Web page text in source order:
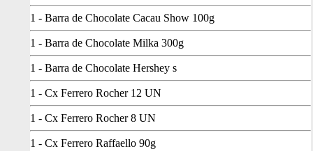
1 - Barra de Chocolate Cacau Show 100g
1 - Barra de Chocolate Milka 300g
1 - Barra de Chocolate Hershey s
1 - Cx Ferrero Rocher 12 UN
1 - Cx Ferrero Rocher 8 UN
1 - Cx Ferrero Raffaello 90g